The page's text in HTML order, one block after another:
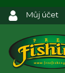
Můj účet